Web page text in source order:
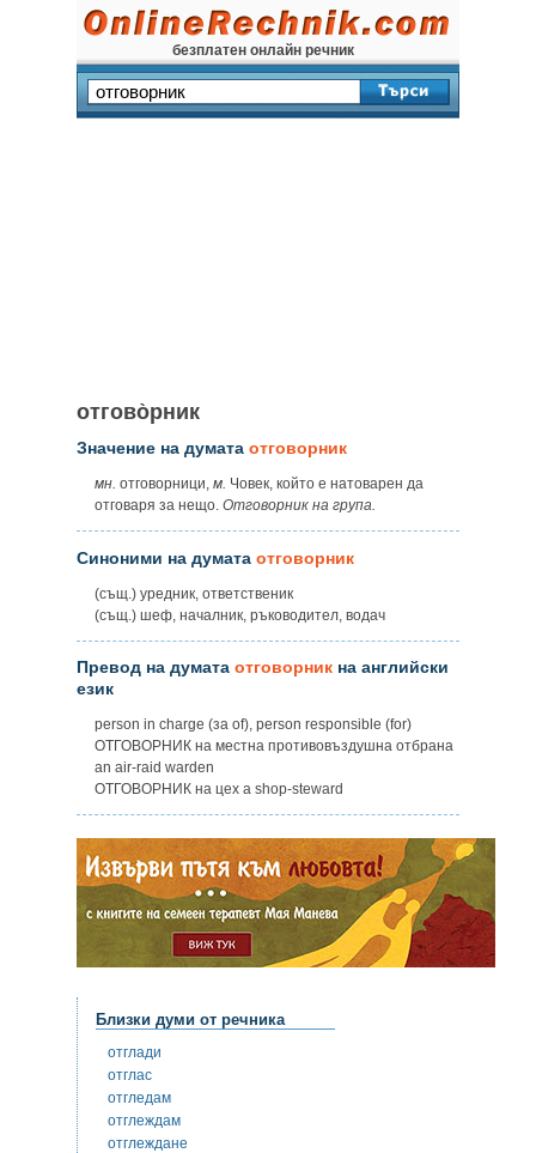
безплатен онлайн речник
отгово̀рник
Значение на думата отговорник
мн. отговорници, м. Човек, който е натоварен да
отговаря за нещо. Отговорник на група.
Синоними на думата отговорник
(същ.) уредник, ответственик
(същ.) шеф, началник, ръководител, водач
Превод на думата отговорник на английски
език
person in charge (за of), person responsible (for)
ОТГОВОРНИК на местна противовъздушна отбрана
an air-raid warden
ОТГОВОРНИК на цех a shop-steward
Близки думи от речника
отглади
отглас
отгледам
отглеждам
отглеждане